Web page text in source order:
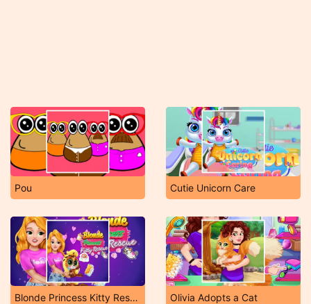
Pou Cutie Unicorn Care
Blonde Princess Kitty Rescue Olivia Adopts a Cat